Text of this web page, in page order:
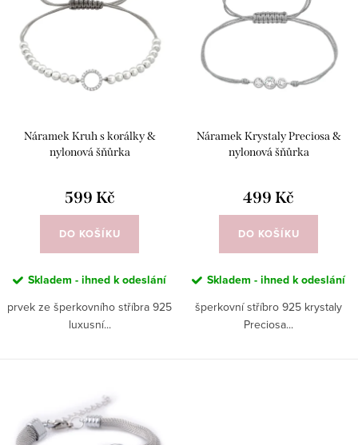
Abecedně
ů
Náramek Kruh s korálky &
nylonová šňůrka
599 Kč
DO KOŠÍKU
Skladem - ihned k odeslání
prvek ze šperkovního stříbra 925
luxusní...
Náramek Krystaly Preciosa &
nylonová šňůrka
499 Kč
DO KOŠÍKU
Skladem - ihned k odeslání
šperkovní stříbro 925 krystaly
Preciosa...